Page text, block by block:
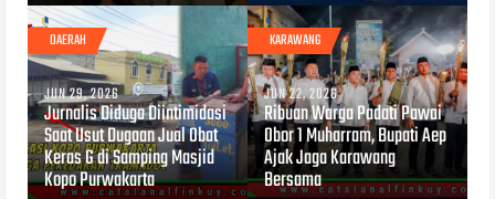
DAERAH
JUN 29, 2026
Jurnalis Diduga Diintimidasi
Saat Usut Dugaan Jual Obat
Keras G di Samping Masjid
Kopo Purwakarta
KARAWANG
JUN 22, 2026
Ribuan Warga Padati Pawai
Obor 1 Muharram, Bupati Aep
Ajak Jaga Karawang
Bersama